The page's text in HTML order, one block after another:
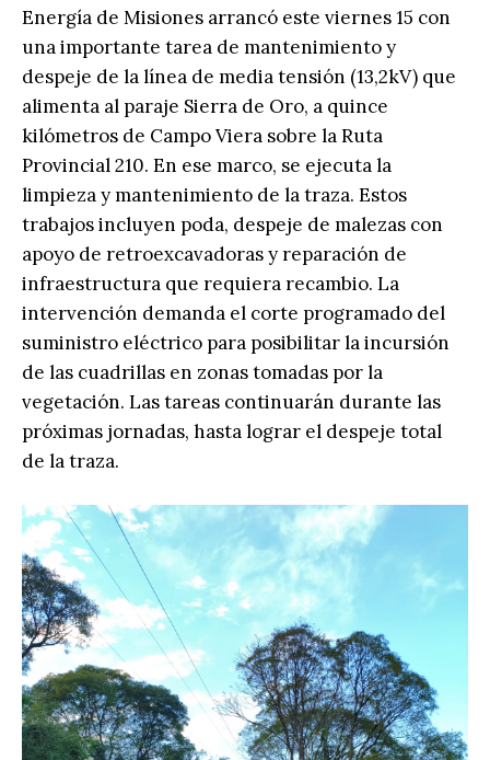
Energía de Misiones arrancó este viernes 15 con
una importante tarea de mantenimiento y
despeje de la línea de media tensión (13,2kV) que
alimenta al paraje Sierra de Oro, a quince
kilómetros de Campo Viera sobre la Ruta
Provincial 210. En ese marco, se ejecuta la
limpieza y mantenimiento de la traza. Estos
trabajos incluyen poda, despeje de malezas con
apoyo de retroexcavadoras y reparación de
infraestructura que requiera recambio. La
intervención demanda el corte programado del
suministro eléctrico para posibilitar la incursión
de las cuadrillas en zonas tomadas por la
vegetación. Las tareas continuarán durante las
próximas jornadas, hasta lograr el despeje total
de la traza.